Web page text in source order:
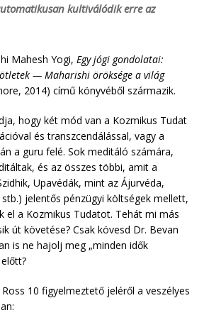
kultiválódik erre az
Mahesh Yogi, Egy jógi gondolatai:
— Maharishi öröksége a világ
2014) című könyvéből származik.
hogy két mód van a Kozmikus Tudat
és transzcendálással, vagy a
a guru felé. Sok meditáló számára,
és az összes többi, amit a
Upavédák, mint az Ájurvéda,
jelentős pénzügyi költségek mellett,
el a Kozmikus Tudatot. Tehát mi más
út követése? Csak kövesd Dr. Bevan
is ne hajolj meg „minden idők
Ross 10 figyelmeztető jeléről a veszélyes